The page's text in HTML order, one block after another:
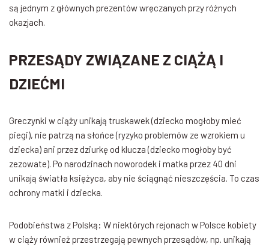
są jednym z głównych prezentów wręczanych przy różnych
okazjach.
PRZESĄDY ZWIĄZANE Z CIĄŻĄ I
DZIEĆMI
Greczynki w ciąży unikają truskawek (dziecko mogłoby mieć
piegi), nie patrzą na słońce (ryzyko problemów ze wzrokiem u
dziecka) ani przez dziurkę od klucza (dziecko mogłoby być
zezowate). Po narodzinach noworodek i matka przez 40 dni
unikają światła księżyca, aby nie ściągnąć nieszczęścia. To czas
ochrony matki i dziecka.
Podobieństwa z Polską: W niektórych rejonach w Polsce kobiety
w ciąży również przestrzegają pewnych przesądów, np. unikają